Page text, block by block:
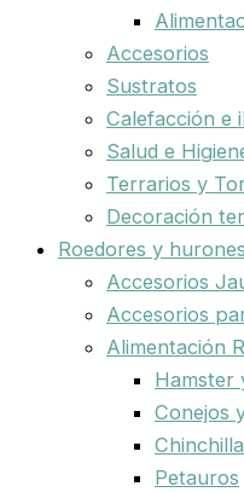
Accesorios
Sustratos
Calefacción e
Salud e
Terrarios y
Decoración
Roedores y hurones
Accesorios
Accesorios
Alimentación
Hamster
Conejos
Petauros